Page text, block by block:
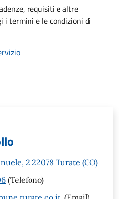
requisiti e altre
i termini e le condizioni di
2 22078 Turate (CO)
(Telefono)